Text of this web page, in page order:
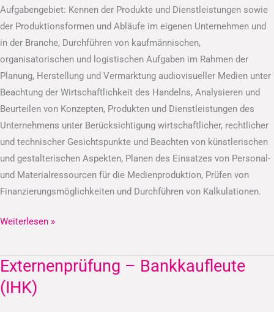
Aufgabengebiet: Kennen der Produkte und Dienstleistungen sowie
der Produktionsformen und Abläufe im eigenen Unternehmen und
in der Branche, Durchführen von kaufmännischen,
organisatorischen und logistischen Aufgaben im Rahmen der
Planung, Herstellung und Vermarktung audiovisueller Medien unter
Beachtung der Wirtschaftlichkeit des Handelns, Analysieren und
Beurteilen von Konzepten, Produkten und Dienstleistungen des
Unternehmens unter Berücksichtigung wirtschaftlicher, rechtlicher
und technischer Gesichtspunkte und Beachten von künstlerischen
und gestalterischen Aspekten, Planen des Einsatzes von Personal-
und Materialressourcen für die Medienproduktion, Prüfen von
Finanzierungsmöglichkeiten und Durchführen von Kalkulationen.
Weiterlesen »
Externenprüfung – Bankkaufleute
(IHK)
Externenprüfung
–
Bankkaufleute